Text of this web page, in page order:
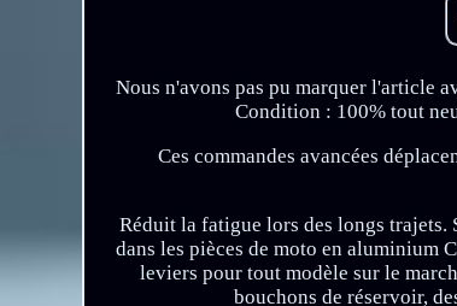
Nous n'avons pas pu marquer l'article
Condition : 100% tout
Ces commandes avancées
Réduit la fatigue lors des longs trajets.
dans les pièces de moto en aluminium
leviers pour tout modèle sur le
bouchons de réservoir,